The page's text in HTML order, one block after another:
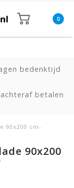
0
bedenktijd
betalen
90x200 cm-
90x200